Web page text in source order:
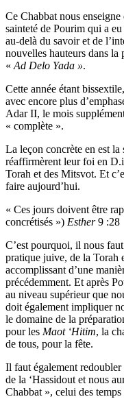
Ce Chabbat nous
sainteté de Pourim qui a
au-delà du savoir et de
nouvelles hauteurs dans la
« Ad Delo Yada ».
Cette année étant
avec encore plus
Adar II, le mois
« complète ».
La leçon concrète en est
réaffirmèrent leur foi en
Torah et des Mitsvot. Et
faire aujourd’hui.
« Ces jours doivent être
concrétisés ») Esther9 :28
C’est pourquoi, il nous
pratique juive, de la Torah
accomplissant d’une
précédemment. Et après
au niveau supérieur que
doit également impliquer
le domaine de la
pour les Maot ‘Hitim, la
de tous, pour la fête.
Il faut également
de la ‘Hassidout et nous
Chabbat », celui des